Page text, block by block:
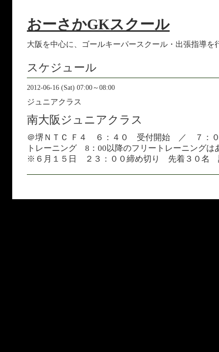
おーさかGKスクール
大阪を中心に、ゴールキーパースクール・出張指導を
スケジュール
2012-06-16 (Sat) 07:00～08:00
ジュニアクラス
南大阪ジュニアクラス
＠堺ＮＴＣ Ｆ４ ６：４０ 受付開始 ／ ７：
トレーニング 8：00以降のフリートレーニングは
※６月１５日 ２３：００締め切り 先着３０名